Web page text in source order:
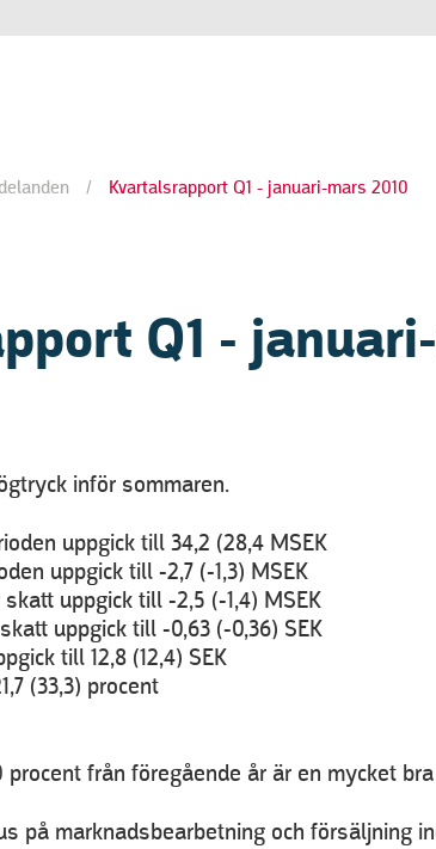
/ Kvartalsrapport Q1 - januari-mars 2010
Q1 -
inför sommaren.
uppgick till 34,2 (28,4 MSEK
uppgick till -2,7 (-1,3) MSEK
uppgick till -2,5 (-1,4) MSEK
uppgick till -0,63 (-0,36) SEK
till 12,8 (12,4) SEK
(33,3) procent
från föregående år är en mycket
på marknadsbearbetning och försäljning